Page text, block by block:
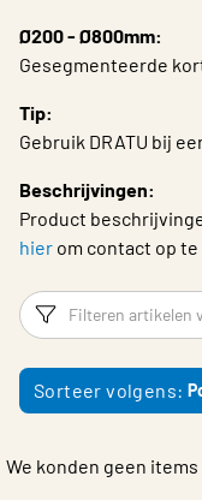
Ø200 - Ø800mm:
Gesegmenteerde
Tip:
Gebruik DRATU bij
Beschrijvingen:
Product
hier om contact op
Filters
Sorteer volgens:
We konden geen